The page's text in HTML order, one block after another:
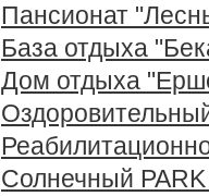
Пансионат
База отдыха
Дом отдыха
Солнечный